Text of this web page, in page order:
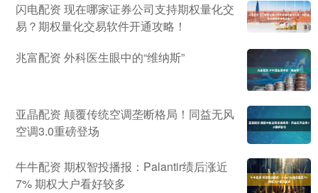
闪电配资 现在哪家证券公司支持期权量化交
易？期权量化交易软件开通攻略！
兆富配资 外科医生眼中的“维纳斯”
亚晶配资 颠覆传统空调垄断格局！同益无风
空调3.0重磅登场
牛牛配资 期权智投播报：Palantir绩后涨近
7% 期权大户看好较多